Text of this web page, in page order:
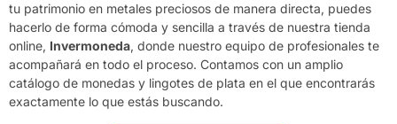
tu patrimonio en metales preciosos de manera directa, puedes
hacerlo de forma cómoda y sencilla a través de nuestra tienda
online, Invermoneda, donde nuestro equipo de profesionales te
acompañará en todo el proceso. Contamos con un amplio
catálogo de monedas y lingotes de plata en el que encontrarás
exactamente lo que estás buscando.